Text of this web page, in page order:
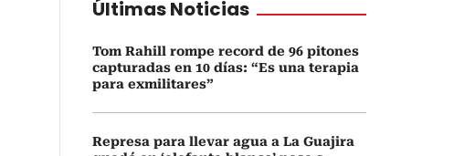
Últimas Noticias
Tom Rahill rompe record de 96 pitones
capturadas en 10 días: “Es una terapia
para exmilitares”
Represa para llevar agua a La Guajira